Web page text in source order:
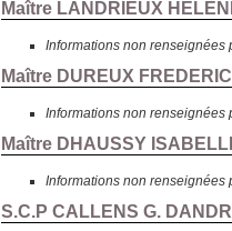
Maître LANDRIEUX
Informations non renseignées
Maître DUREUX
Informations non renseignées
Maître DHAUSSY
Informations non renseignées
S.C.P CALLENS G.